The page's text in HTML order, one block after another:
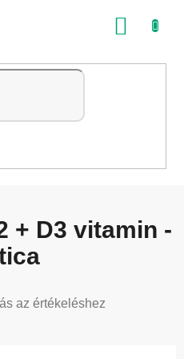
+ D3 vitamin -
az értékeléshez